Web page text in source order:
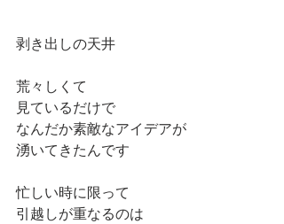
剥き出しの天井
荒々しくて
見ているだけで
なんだか素敵なアイデアが
湧いてきたんです
忙しい時に限って
引越しが重なるのは